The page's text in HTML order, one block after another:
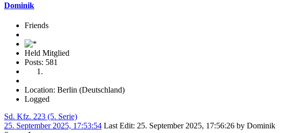
Dominik
Friends
Held Mitglied
Posts: 581
Location: Berlin (Deutschland)
Logged
Sd. Kfz. 223 (5. Serie)
25. September 2025, 17:53:54 Last Edit: 25. September 2025, 17:56:26 by Dominik